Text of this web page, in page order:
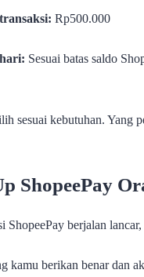
Rp500.000
Sesuai batas saldo
sesuai kebutuhan. Yang
ShopeePay
ShopeePay berjalan
kamu berikan benar dan